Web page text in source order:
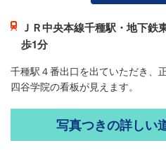
ＪＲ中央本線千種駅・地下鉄
歩1分
千種駅４番出口を出ていただき、
四谷学院の看板が見えます。
写真つきの詳しい